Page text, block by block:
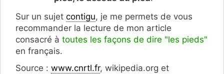
Sur un sujet contigu, je me permets de vous
recommander la lecture de mon article
consacré à toutes les façons de dire "les pieds"
en français.
Source : www.cnrtl.fr, wikipedia.org et